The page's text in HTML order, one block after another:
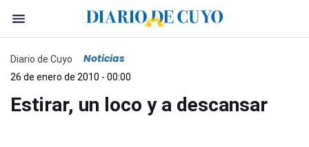
Diario de Cuyo Noticias
26 de enero de 2010 - 00:00
Estirar, un loco y a descansar